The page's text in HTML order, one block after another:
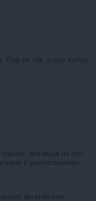
Еще не так давно выбор
невзирая на это,
нами к рассмотрению.
физических